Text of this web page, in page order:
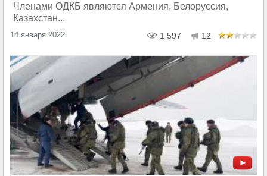
Членами ОДКБ являются Армения, Белоруссия,
Казахстан...
14 января 2022 1 597 12